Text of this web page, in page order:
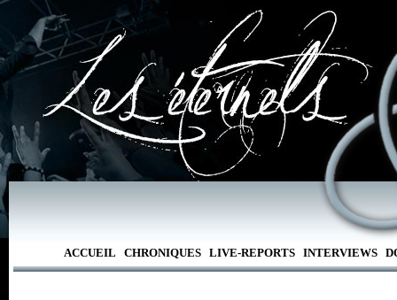
ACCUEIL CHRONIQUES LIVE-REPORTS INTERVIEWS